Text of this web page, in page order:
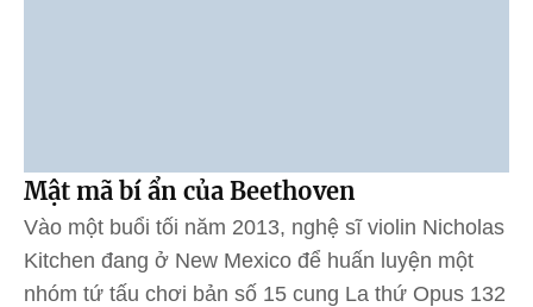
Mật mã bí ẩn của Beethoven
Vào một buổi tối năm 2013, nghệ sĩ violin Nicholas
Kitchen đang ở New Mexico để huấn luyện một
nhóm tứ tấu chơi bản số 15 cung La thứ Opus 132